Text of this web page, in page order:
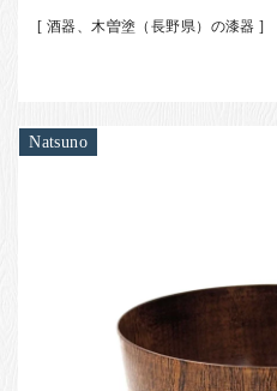
[ 酒器、木曽塗（長野県）の漆器 ]
Natsuno